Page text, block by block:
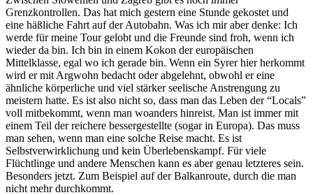
Grenzkontrollen. Das hat mich gestern eine Stunde gekostet und
eine häßliche Fahrt auf der Autobahn. Was ich mir aber denke: Ich
werde für meine Tour gelobt und die Freunde sind froh, wenn ich
wieder da bin. Ich bin in einem Kokon der europäischen
Mittelklasse, egal wo ich gerade bin. Wenn ein Syrer hier herkommt
wird er mit Argwohn bedacht oder abgelehnt, obwohl er eine
ähnliche körperliche und viel stärker seelische Anstrengung zu
meistern hatte. Es ist also nicht so, dass man das Leben der “Locals”
voll mitbekommt, wenn man woanders hinreist. Man ist immer mit
einem Teil der reichere bessergestellte (sogar in Europa). Das muss
man sehen, wenn man eine solche Reise macht. Es ist
Selbstverwirklichung und kein Überlebenskampf. Für viele
Flüchtlinge und andere Menschen kann es aber genau letzteres sein.
Besonders jetzt. Zum Beispiel auf der Balkanroute, durch die man
nicht mehr durchkommt.